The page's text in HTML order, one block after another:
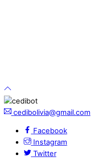
cedibolivia@gmail.com
Facebook
Instagram
Twitter